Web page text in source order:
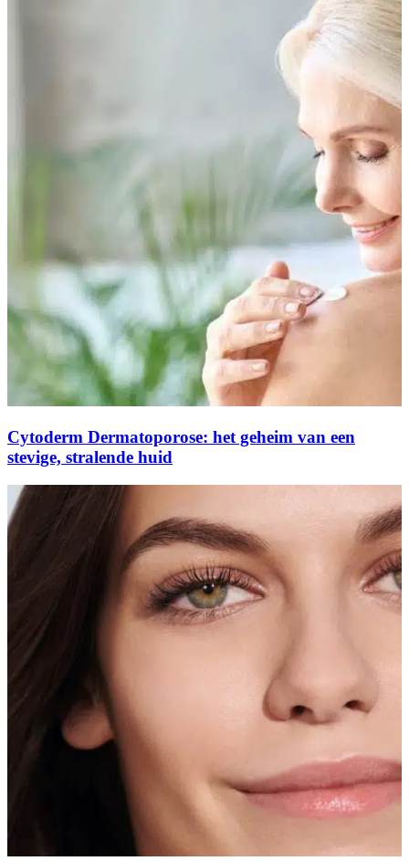
Cytoderm Dermatoporose: het geheim van een
stevige, stralende huid